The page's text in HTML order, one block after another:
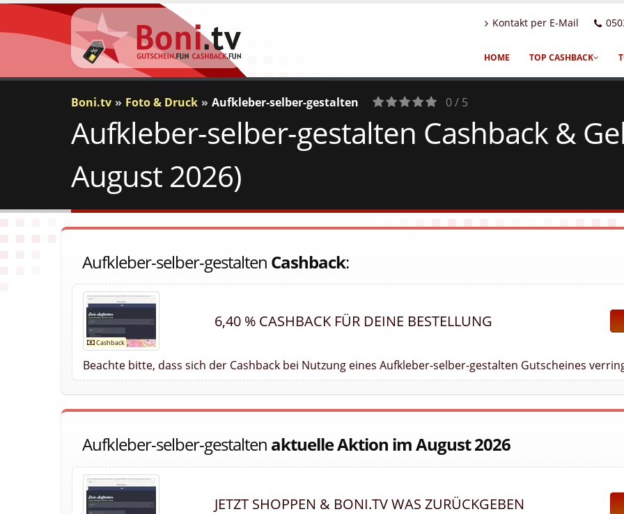
Kontakt per E-Mail
HOME TOP CASHBACK
Boni.tv Foto & Druck Aufkleber-selber-gestalten 0 / 5
Aufkleber-selber-gestalten Cashback &
August 2026)
Aufkleber-selber-gestalten Cashback:
6,40 % CASHBACK FÜR DEINE BESTELLUNG
Beachte bitte, dass sich der Cashback bei Nutzung eines Aufkleber-selber-gestalten Gutscheines
Aufkleber-selber-gestalten aktuelle Aktion im August 2026
JETZT SHOPPEN & BONI.TV WAS ZURÜCKGEBEN